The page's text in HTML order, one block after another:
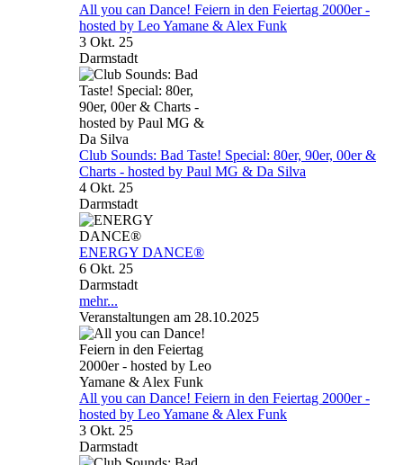
All you can Dance! Feiern in den Feiertag 2000er -
hosted by Leo Yamane & Alex Funk
3 Okt. 25
Darmstadt
Club Sounds: Bad Taste! Special: 80er, 90er, 00er &
Charts - hosted by Paul MG & Da Silva
4 Okt. 25
Darmstadt
ENERGY DANCE®
6 Okt. 25
Darmstadt
mehr...
Veranstaltungen am 28.10.2025
All you can Dance! Feiern in den Feiertag 2000er -
hosted by Leo Yamane & Alex Funk
3 Okt. 25
Darmstadt